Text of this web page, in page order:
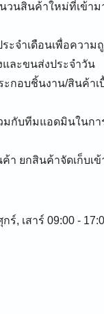
วนสินค้าใหม่ที่เข้า
ะจำเดือนเพื่อความ
และขนส่งประจำวัน
ะกอบชิ้นงาน/สินค้า
มกับทีมแอดมินในก
า ยกสินค้าจัดเก็บ
, เสาร์ 09:00 -